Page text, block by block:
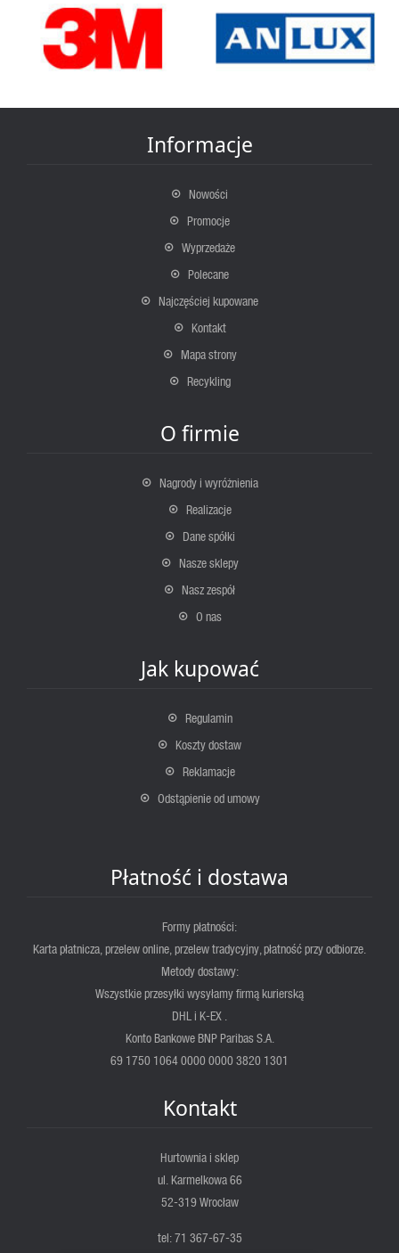
Informacje
Nowości
Promocje
Wyprzedaże
Polecane
Najczęściej kupowane
Kontakt
Mapa strony
Recykling
O firmie
Nagrody i wyróżnienia
Realizacje
Dane spółki
Nasze sklepy
Nasz zespół
O nas
Jak kupować
Regulamin
Koszty dostaw
Reklamacje
Odstąpienie od umowy
Płatność i dostawa
Formy płatności:
Karta płatnicza, przelew online, przelew tradycyjny, płatność przy odbiorze.
Metody dostawy:
Wszystkie przesyłki wysyłamy firmą kurierską
DHL i K-EX .
Konto Bankowe BNP Paribas S.A.
69 1750 1064 0000 0000 3820 1301
Kontakt
Hurtownia i sklep
ul. Karmelkowa 66
52-319 Wrocław
tel: 71 367-67-35